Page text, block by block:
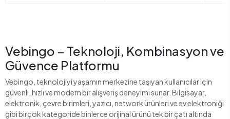
Vebingo – Teknoloji, Kombinasyon ve
Güvence Platformu
Vebingo, teknolojiyi yaşamın merkezine taşıyan kullanıcılar için
güvenli, hızlı ve modern bir alışveriş deneyimi sunar. Bilgisayar,
elektronik, çevre birimleri, yazıcı, network ürünleri ve ev elektroniği
gibi birçok kategoride binlerce orijinal ürünü tek bir çatı altında